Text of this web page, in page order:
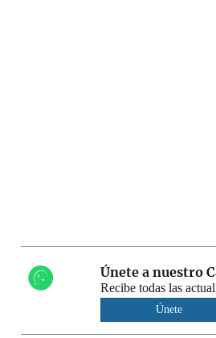
Únete a nuestro
Recibe todas las
Únete